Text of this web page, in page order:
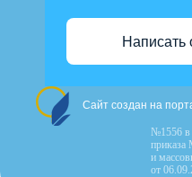
Написать
Сайт создан на
№1556 в
приказа
и
от